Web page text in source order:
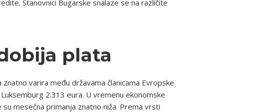
Stanovnici Bugarske snalaze se na različite
plata
varira među državama članicama Evropske
2.313 eura. U vremenu ekonomske
mesečna primanja znatno niža. Prema vrsti